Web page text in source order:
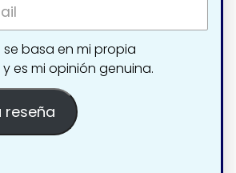
se basa en mi propia
es mi opinión genuina.
reseña